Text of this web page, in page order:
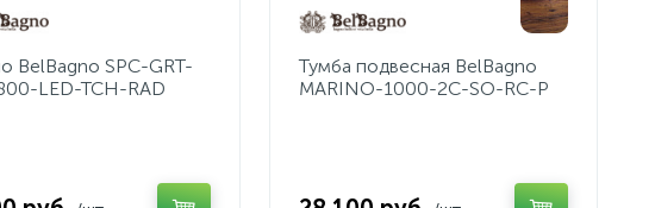
BelBagno SPC-GRT-
LED-TCH-RAD
Тумба подвесная BelBagno
MARINO-1000-2C-SO-RC-P